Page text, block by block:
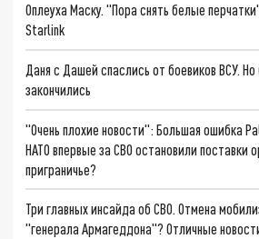
Оплеуха Маску. "Пора снять белые
Starlink
Даня с Дашей спаслись от боевиков ВСУ.
закончились
"Очень плохие новости": Большая ошибка
НАТО впервые за СВО остановили поставки
приграничье?
Три главных инсайда об СВО. Отмена
"генерала Армагеддона"? Отличные